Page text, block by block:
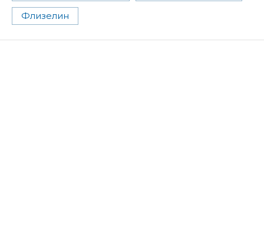
Флизелин